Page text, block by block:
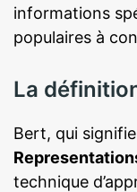
informations
populaires à
La
Bert, qui
technique